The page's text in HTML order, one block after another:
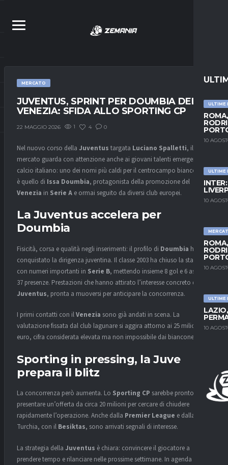
ULTIME
10
ULTIME
10
10
ULTIME
10
MERCATO
JUVENTUS, SPRINT PER DOUMBIA DEL
VENEZIA: SFIDA ALLO SPORTING CP
22 MAGGIO 2026 1 4 0
Nel nuovo corso della Juventus targata Luciano Spalletti, il
mercato guarda con attenzione anche ai giovani talenti emergenti del
calcio italiano: uno dei nomi più caldi per il centrocampo bianconero
è quello di Issa Doumbia, protagonista della promozione del
Venezia in Serie A e ormai seguito da diversi club europei.
La Juventus accelera per
Doumbia
Fisicità, corsa e qualità negli inserimenti: il profilo di Doumbia ha
conquistato la dirigenza juventina. Il classe 2003 ha chiuso la stagione
con numeri importanti in Serie B, mettendo insieme 8 gol e 6 assist in
37 presenze. Prestazioni che hanno attirato l’interesse concreto della
Juventus, pronta a muoversi per anticipare la concorrenza.
I primi contatti con ilVenezia sono già andati in scena. La
valutazione fissata dal club lagunare si aggira attorno ai 25 milioni di
euro, cifra considerata elevata ma non impossibile dai bianconeri.
Sporting in pressing, la Juve
prepara il blitz
La concorrenza però aumenta. Lo Sporting CP sarebbe pronto a
presentare un’offerta da circa 20 milioni per cercare di chiudere
rapidamente l’operazione. Anche dalla Premier League e dalla
Turchia, con il Besiktas, sono arrivati segnali di interesse.
La strategia della Juventus è chiara: convincere il giocatore a
prendere tempo e rilanciare nelle prossime settimane. In agenda ci